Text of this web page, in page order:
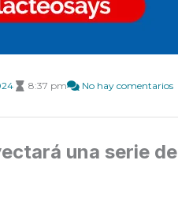
8:37 pm No hay comentarios
una serie de